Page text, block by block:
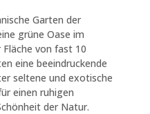
Garten der
grüne Oase im
von fast 10
eine beeindruckende
seltene und exotische
einen ruhigen
der Natur.